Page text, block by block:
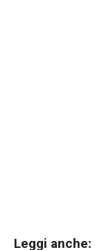
Leggi anche: